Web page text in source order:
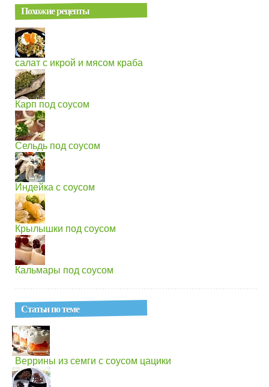
Похожие рецепты
салат с икрой и мясом краба
Карп под соусом
Сельдь под соусом
Индейка с соусом
Крылышки под соусом
Кальмары под соусом
Статьи по теме
Веррины из семги с соусом цацики